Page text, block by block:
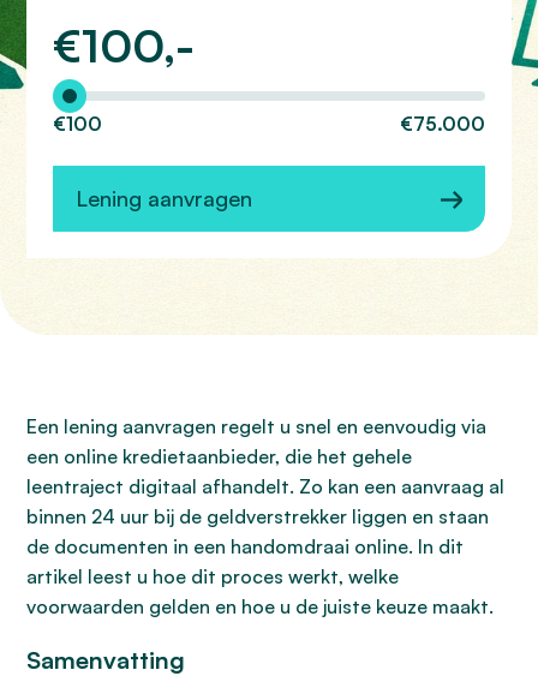
€100,-
Hoeveel wilt u lenen?
€100 €75.000
Lening aanvragen
Een lening aanvragen regelt u snel en eenvoudig via
een online kredietaanbieder, die het gehele
leentraject digitaal afhandelt. Zo kan een aanvraag al
binnen 24 uur bij de geldverstrekker liggen en staan
de documenten in een handomdraai online. In dit
artikel leest u hoe dit proces werkt, welke
voorwaarden gelden en hoe u de juiste keuze maakt.
Samenvatting